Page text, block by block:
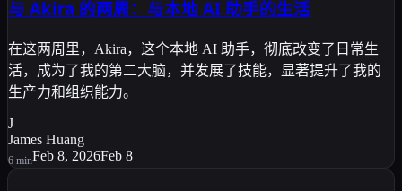
与 Akira 的两周：与本地 AI 助手的生活
在这两周里，Akira，这个本地 AI 助手，彻底改变了日常生
活，成为了我的第二大脑，并发展了技能，显著提升了我的
生产力和组织能力。
J
James Huang
6 minFeb 8, 2026Feb 8